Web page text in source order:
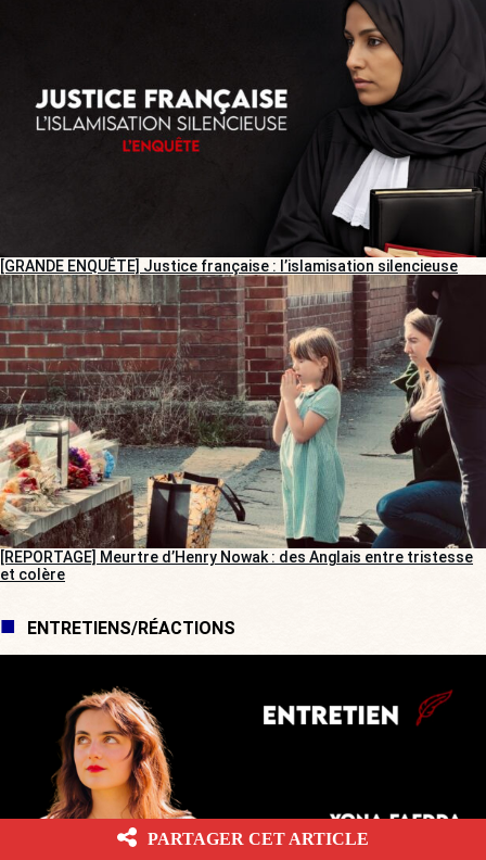
[GRANDE ENQUÊTE] Justice française : l’islamisation silencieuse
[REPORTAGE] Meurtre d’Henry Nowak : des Anglais entre tristesse
et colère
ENTRETIENS/RÉACTIONS
PARTAGER CET ARTICLE